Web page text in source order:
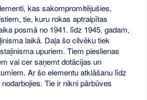
kas sakompromitējušies,
tie, kuru rokas aptraipītas
posmā no 1941. līdz 1945. gadam,
laikā. Daļa šo cilvēku tiek
upuriem. Tiem pieslienas
vai cer saņemt dotācijas un
Ar šo elementu atklāšanu līdz
Tie ir nikni pārbūves